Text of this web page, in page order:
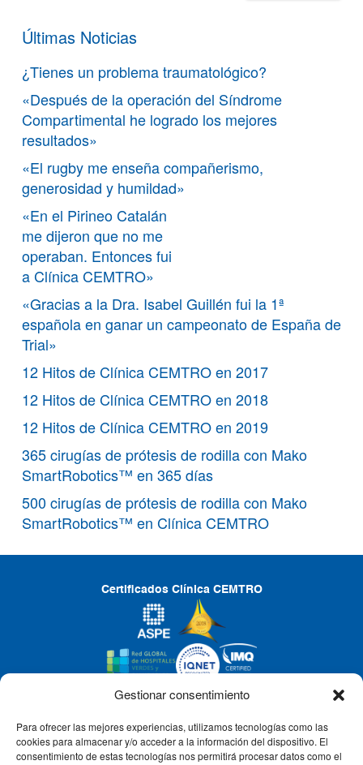
Gestionar consentimiento
Para ofrecer las mejores experiencias, utilizamos tecnologías como las
cookies para almacenar y/o acceder a la información del dispositivo. El
consentimiento de estas tecnologías nos permitirá procesar datos como el
Últimas Noticias
¿Tienes un problema traumatológico?
«Después de la operación del Síndrome
Compartimental he logrado los mejores
resultados»
«El rugby me enseña compañerismo,
generosidad y humildad»
«En el Pirineo Catalán
me dijeron que no me
operaban. Entonces fui
a Clínica CEMTRO»
«Gracias a la Dra. Isabel Guillén fui la 1ª
española en ganar un campeonato de España de
Trial»
12 Hitos de Clínica CEMTRO en 2017
12 Hitos de Clínica CEMTRO en 2018
12 Hitos de Clínica CEMTRO en 2019
365 cirugías de prótesis de rodilla con Mako
SmartRobotics™ en 365 días
500 cirugías de prótesis de rodilla con Mako
SmartRobotics™ en Clínica CEMTRO
Certificados Clínica CEMTRO
CLÍNICA CEMTRO